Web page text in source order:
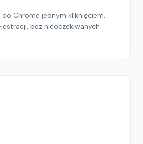
do Chrome jednym kliknięciem.
bez nieoczekiwanych